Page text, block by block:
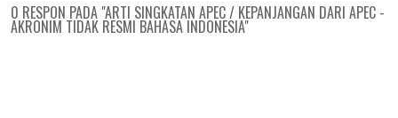
0 RESPON PADA "ARTI SINGKATAN APEC / KEPANJANGAN DARI APEC -
AKRONIM TIDAK RESMI BAHASA INDONESIA"